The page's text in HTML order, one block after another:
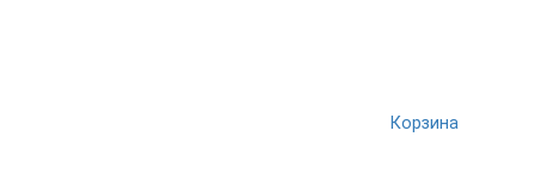
Корзина